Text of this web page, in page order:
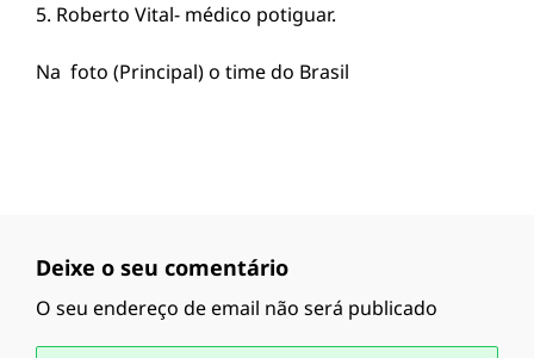
5. ⁠Roberto Vital- médico potiguar.
Na foto (Principal) o time do Brasil
Deixe o seu comentário
O seu endereço de email não será publicado